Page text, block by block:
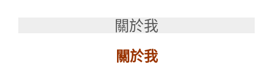
關於我
關於我